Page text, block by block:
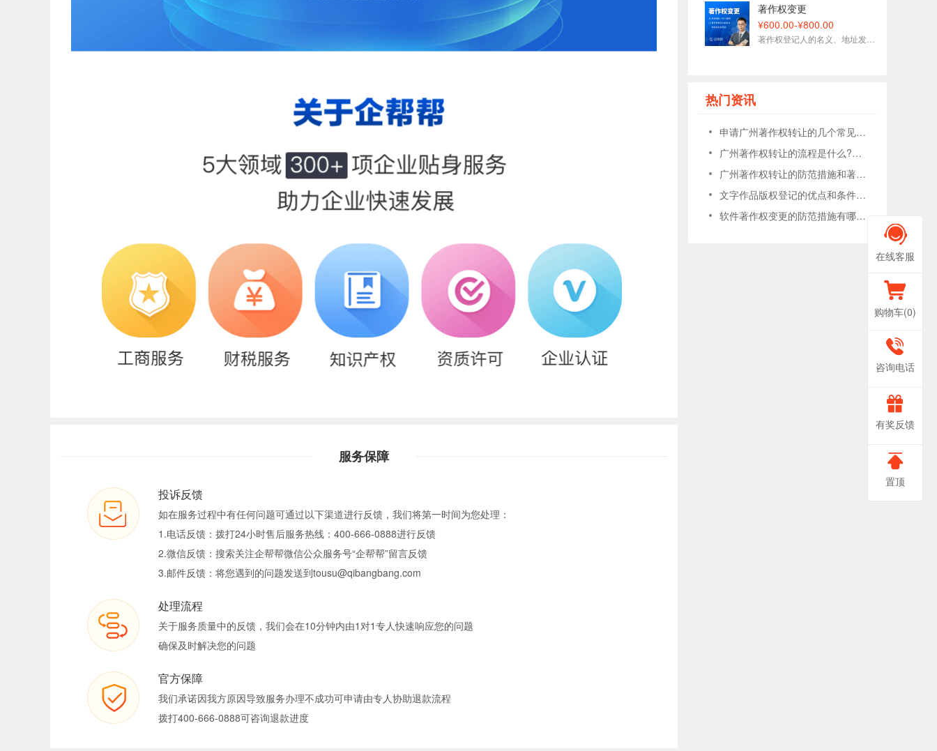
在线客服
购物车(0)
400-
666-
0888
咨询电话
有奖反馈
置顶
服务保障
投诉反馈
如在服务过程中有任何问题可通过以下渠道进行反馈，我们将第一时间为您处理：
1.电话反馈：拨打24小时售后服务热线：400-666-0888进行反馈
2.微信反馈：搜索关注企帮帮微信公众服务号“企帮帮”留言反馈
3.邮件反馈：将您遇到的问题发送到tousu@qibangbang.com
处理流程
关于服务质量中的反馈，我们会在10分钟内由1对1专人快速响应您的问题
确保及时解决您的问题
官方保障
我们承诺因我方原因导致服务办理不成功可申请由专人协助退款流程
拨打400-666-0888可咨询退款进度
著作权变更
¥600.00-¥800.00
热门资讯
申请广州著作权转让的几个常见问题?著作权转让的作用?
广州著作权转让的流程是什么?要点有哪些?
广州著作权转让的防范措施和著作权转让的说明?
文字作品版权登记的优点和条件是什么?
软件著作权变更的防范措施有哪些?材料是什么?